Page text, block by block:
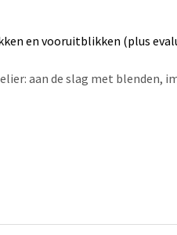
en vooruitblikken (plus
aan de slag met blenden,